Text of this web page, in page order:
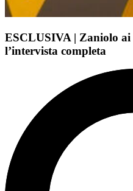
ESCLUSIVA | Zaniolo
l’intervista completa